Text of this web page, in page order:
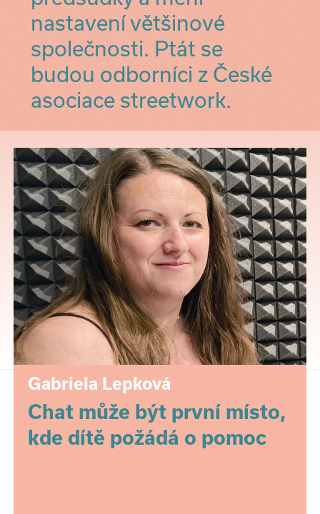
nastavení většinové
společnosti. Ptát se
budou odborníci z České
asociace streetwork.
Gabriela Lepková
Chat může být první místo,
kde dítě požádá o pomoc